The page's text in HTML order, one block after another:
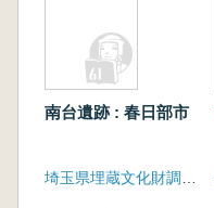
南台遺跡 : 春日部市
埼玉県埋蔵文化財調査事業団